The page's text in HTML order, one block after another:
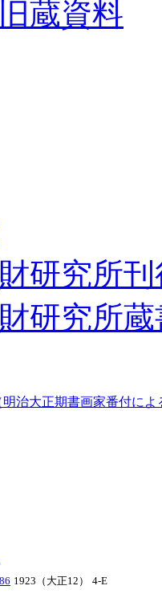
蔵資料
研究所
研究所
治大正期書画家番付によ
1923（大正12） 4-E